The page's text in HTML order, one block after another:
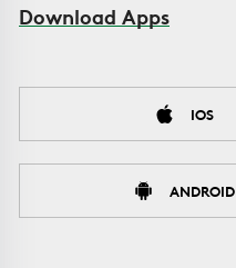
Download Apps
IOS
ANDROID